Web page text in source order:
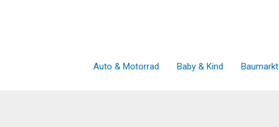
Auto & Motorrad Baby & Kind Baumarkt